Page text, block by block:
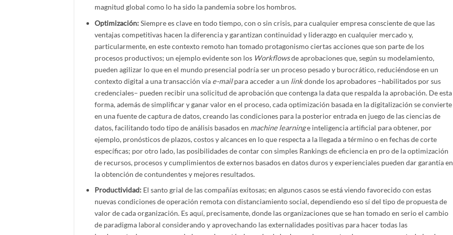
magnitud global como lo ha sido la pandemia sobre los hombros.
Optimización:Siempre es clave en todo tiempo, con o sin crisis, para cualquier empresa consciente de que las
ventajas competitivas hacen la diferencia y garantizan continuidad y liderazgo en cualquier mercado y,
particularmente, en este contexto remoto han tomado protagonismo ciertas acciones que son parte de los
procesos productivos; un ejemplo evidente son los Workflowsde aprobaciones que, según su modelamiento,
pueden agilizar lo que en el mundo presencial podría ser un proceso pesado y burocrático, reduciéndose en un
contexto digital a una transacción vía e-mailpara acceder a un linkdonde los aprobadores –habilitados por sus
credenciales– pueden recibir una solicitud de aprobación que contenga la data que respalda la aprobación. De esta
forma, además de simplificar y ganar valor en el proceso, cada optimización basada en la digitalización se convierte
en una fuente de captura de datos, creando las condiciones para la posterior entrada en juego de las ciencias de
datos, facilitando todo tipo de análisis basados en machine learninge inteligencia artificial para obtener, por
ejemplo, pronósticos de plazos, costos y alcances en lo que respecta a la llegada a término o en fechas de corte
específicas; por otro lado, las posibilidades de contar con simples Rankings de eficiencia en pro de la optimización
de recursos, procesos y cumplimientos de externos basados en datos duros y experienciales pueden dar garantía en
la obtención de contundentes y mejores resultados.
Productividad: El santo grial de las compañías exitosas; en algunos casos se está viendo favorecido con estas
nuevas condiciones de operación remota con distanciamiento social, dependiendo eso sí del tipo de propuesta de
valor de cada organización. Es aquí, precisamente, donde las organizaciones que se han tomado en serio el cambio
de paradigma laboral considerando y aprovechando las externalidades positivas para hacer todas las